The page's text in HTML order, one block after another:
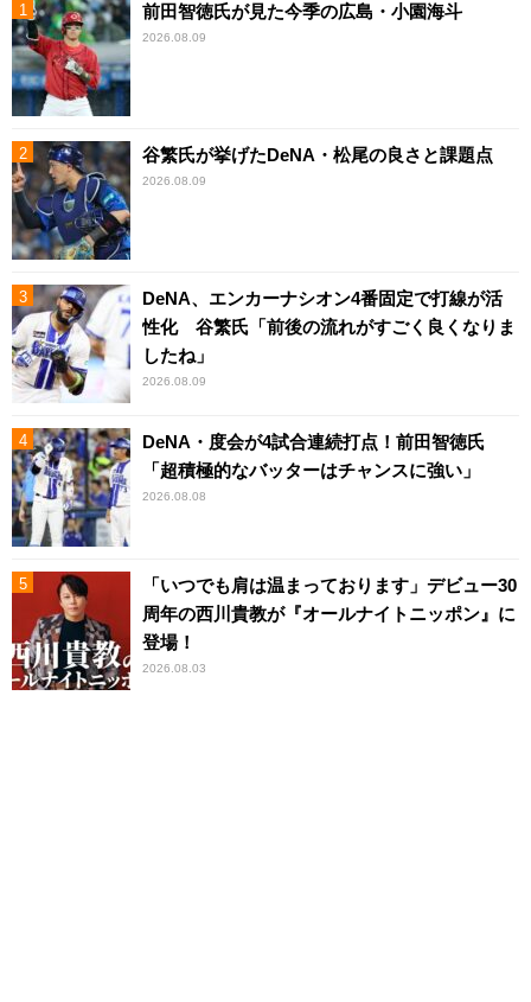
前田智徳氏が見た今季の広島・小園海斗
2026.08.09
谷繁氏が挙げたDeNA・松尾の良さと課題点
2026.08.09
DeNA、エンカーナシオン4番固定で打線が活
性化 谷繁氏「前後の流れがすごく良くなりま
したね」
2026.08.09
DeNA・度会が4試合連続打点！前田智徳氏
「超積極的なバッターはチャンスに強い」
2026.08.08
「いつでも肩は温まっております」デビュー30
周年の西川貴教が『オールナイトニッポン』に
登場！
2026.08.03